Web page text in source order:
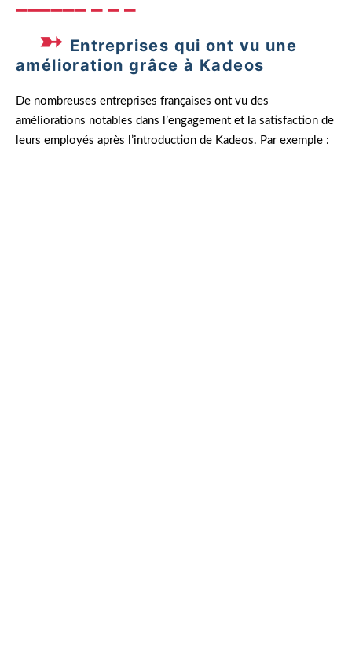
Entreprises qui ont vu une
amélioration grâce à Kadeos
De nombreuses entreprises françaises ont vu des
améliorations notables dans l’engagement et la satisfaction de
leurs employés après l’introduction de Kadeos. Par exemple :